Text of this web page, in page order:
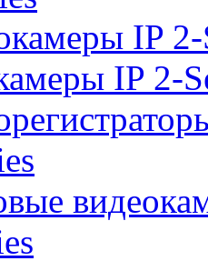
IP 2-
IP 2-